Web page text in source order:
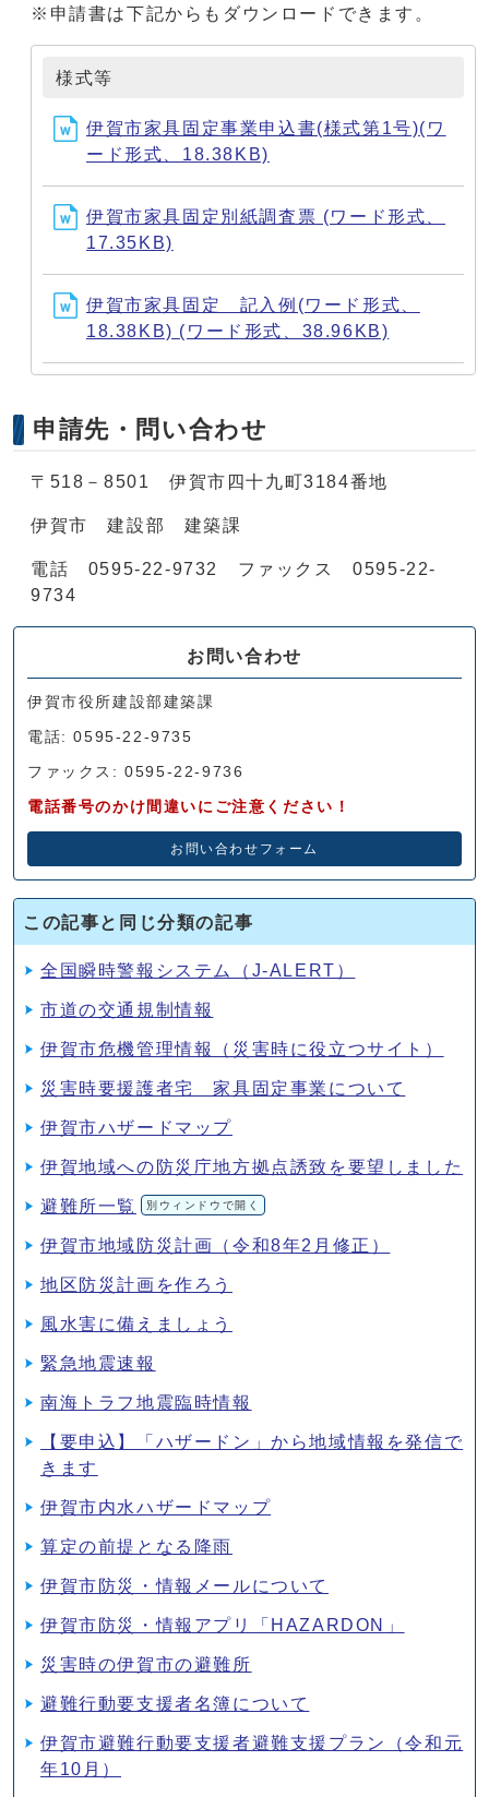
※申請書は下記からもダウンロードできます。
様式等
伊賀市家具固定事業申込書(様式第1号)(ワ
ード形式、18.38KB)
伊賀市家具固定別紙調査票 (ワード形式、
17.35KB)
伊賀市家具固定 記入例(ワード形式、
18.38KB) (ワード形式、38.96KB)
申請先・問い合わせ
〒518－8501 伊賀市四十九町3184番地
伊賀市 建設部 建築課
電話 0595-22-9732 ファックス 0595-22-
9734
お問い合わせ
伊賀市役所建設部建築課
電話: 0595-22-9735
ファックス: 0595-22-9736
電話番号のかけ間違いにご注意ください！
お問い合わせフォーム
この記事と同じ分類の記事
全国瞬時警報システム（J-ALERT）
市道の交通規制情報
伊賀市危機管理情報（災害時に役立つサイト）
災害時要援護者宅 家具固定事業について
伊賀市ハザードマップ
伊賀地域への防災庁地方拠点誘致を要望しました
避難所一覧 別ウィンドウで開く
伊賀市地域防災計画（令和8年2月修正）
地区防災計画を作ろう
風水害に備えましょう
緊急地震速報
南海トラフ地震臨時情報
【要申込】「ハザードン」から地域情報を発信で
きます
伊賀市内水ハザードマップ
算定の前提となる降雨
伊賀市防災・情報メールについて
伊賀市防災・情報アプリ「HAZARDON」
災害時の伊賀市の避難所
避難行動要支援者名簿について
伊賀市避難行動要支援者避難支援プラン（令和元
年10月）